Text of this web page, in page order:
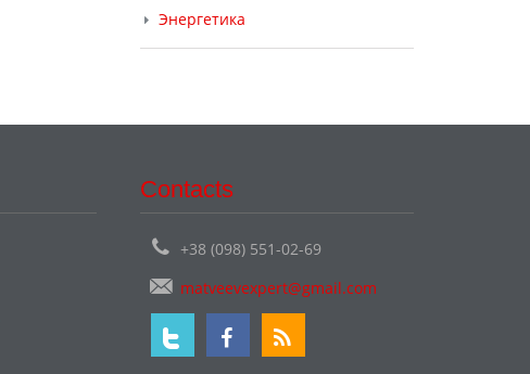
Энергетика
Contacts
+38 (098) 551-02-69
matveevexpert@gmail.com